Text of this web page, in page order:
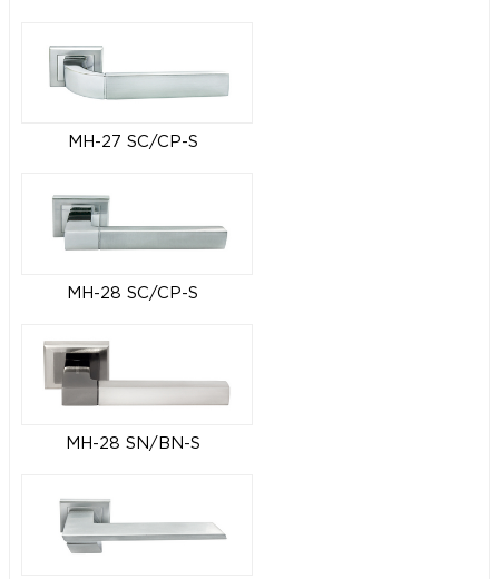
MH-27 SC/CP-S
MH-28 SC/CP-S
MH-28 SN/BN-S